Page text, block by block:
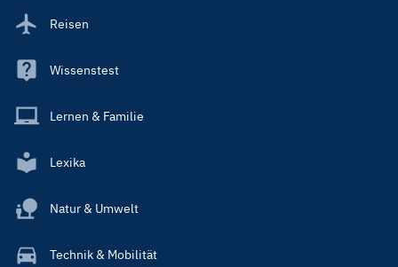
Reisen
Wissenstest
Lernen & Familie
Lexika
Natur & Umwelt
Technik & Mobilität